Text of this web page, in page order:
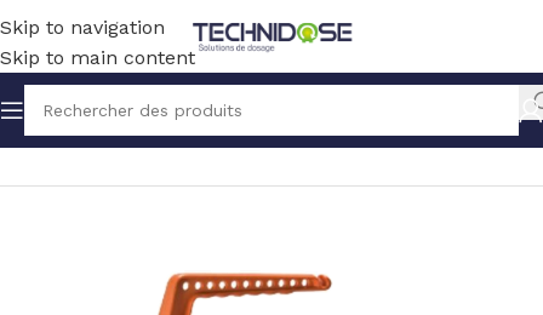
Skip to navigation
Skip to main content
Accueil HYGIENE PULVERISATION ET LAVAGE